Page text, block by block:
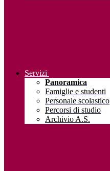
Servizi
Panoramica
Famiglie e studenti
Personale scolastico
Percorsi di studio
Archivio A.S.